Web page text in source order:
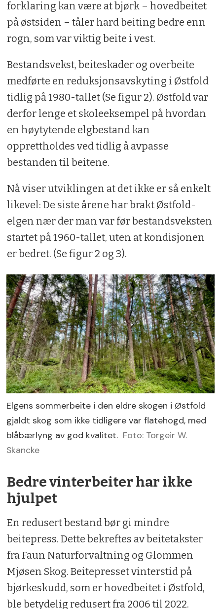
forklaring kan være at bjørk – hovedbeitet
på østsiden – tåler hard beiting bedre enn
rogn, som var viktig beite i vest.
Bestandsvekst, beiteskader og overbeite
medførte en reduksjonsavskyting i Østfold
tidlig på 1980-tallet (Se figur 2). Østfold var
derfor lenge et skoleeksempel på hvordan
en høytytende elgbestand kan
opprettholdes ved tidlig å avpasse
bestanden til beitene.
Nå viser utviklingen at det ikke er så enkelt
likevel: De siste årene har brakt Østfold-
elgen nær der man var før bestandsveksten
startet på 1960-tallet, uten at kondisjonen
er bedret. (Se figur 2 og 3).
Elgens sommerbeite i den eldre skogen i Østfold
gjaldt skog som ikke tidligere var flatehogd, med
blåbærlyng av god kvalitet. Foto: Torgeir W.
Skancke
Bedre vinterbeiter har ikke
hjulpet
En redusert bestand bør gi mindre
beitepress. Dette bekreftes av beitetakster
fra Faun Naturforvaltning og Glommen
Mjøsen Skog. Beitepresset vinterstid på
bjørkeskudd, som er hovedbeitet i Østfold,
ble betydelig redusert fra 2006 til 2022.